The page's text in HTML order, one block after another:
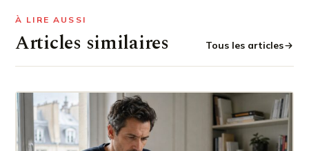
À LIRE AUSSI
Articles similaires Tous les articles